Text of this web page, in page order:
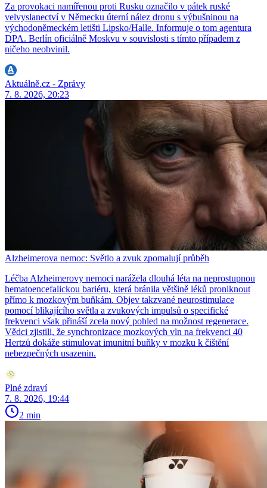
Za provokaci namířenou proti Rusku označilo v pátek ruské
velvyslanectví v Německu úterní nález dronu s výbušninou na
východoněmeckém letišti Lipsko/Halle. Informuje o tom agentura
DPA. Berlín oficiálně Moskvu v souvislosti s tímto případem z
ničeho neobvinil.
Aktuálně.cz - Zprávy
7. 8. 2026, 20:23
Alzheimerova nemoc: Světlo a zvuk zpomalují průběh
Léčba Alzheimerovy nemoci narážela dlouhá léta na neprostupnou
hematoencefalickou bariéru, která bránila většině léků proniknout
přímo k mozkovým buňkám. Objev takzvané neurostimulace
pomocí blikajícího světla a zvukových impulsů o specifické
frekvenci však přináší zcela nový pohled na možnost regenerace.
Vědci zjistili, že synchronizace mozkových vln na frekvenci 40
Hertzů dokáže stimulovat imunitní buňky v mozku k čištění
nebezpečných usazenin.
Plné zdraví
7. 8. 2026, 19:44
2 min